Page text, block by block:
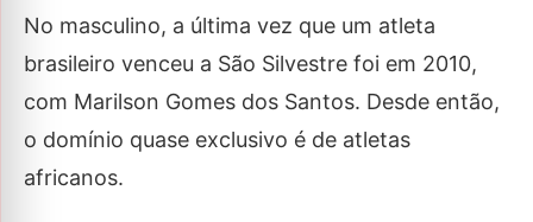
No masculino, a última vez que um atleta
brasileiro venceu a São Silvestre foi em 2010,
com Marilson Gomes dos Santos. Desde então,
o domínio quase exclusivo é de atletas
africanos.